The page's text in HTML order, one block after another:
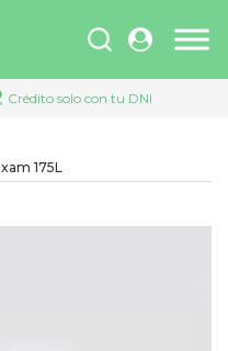
Búsqueda
de
Crédito solo con tu DNI
175L